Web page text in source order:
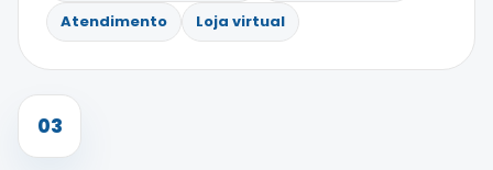
Atendimento
Loja virtual
03